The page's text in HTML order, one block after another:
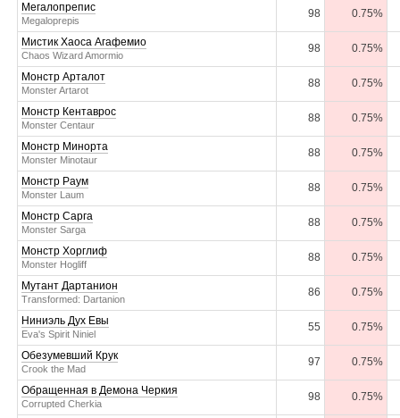
Мегалопрепис
Megaloprepis
98 0.75%
Мистик Хаоса Агафемио
Chaos Wizard Amormio
98 0.75%
Монстр Арталот
Monster Artarot
88 0.75%
Монстр Кентаврос
Monster Centaur
88 0.75%
Монстр Минорта
Monster Minotaur
88 0.75%
Монстр Раум
Monster Laum
88 0.75%
Монстр Сарга
Monster Sarga
88 0.75%
Монстр Хорглиф
Monster Hogliff
88 0.75%
Мутант Дартанион
Transformed: Dartanion
86 0.75%
Ниниэль Дух Евы
Eva's Spirit Niniel
55 0.75%
Обезумевший Крук
Crook the Mad
97 0.75%
Обращенная в Демона Черкия
Corrupted Cherkia
98 0.75%